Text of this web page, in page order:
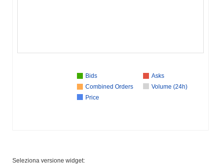
Bids
Asks
Combined Orders
Volume (24h)
Price
Seleziona versione widget: